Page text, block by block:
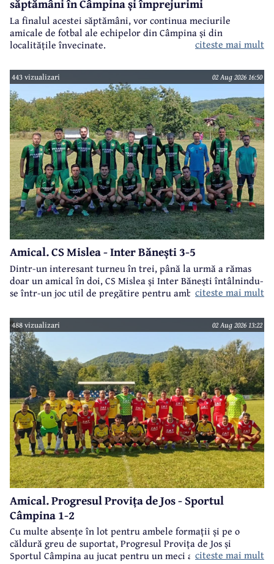
săptămâni în Câmpina și împrejurimi
La finalul acestei săptămâni, vor continua meciurile
amicale de fotbal ale echipelor din Câmpina și din
localitățile învecinate.
citeste mai mult
443 vizualizari 02 Aug 2026 16:50
Amical. CS Mislea - Inter Bănești 3-5
Dintr-un interesant turneu în trei, până la urmă a rămas
doar un amical în doi, CS Mislea și Inter Bănești întâlnindu-
se într-un joc util de pregătire pentru ambele formații.
citeste mai mult
488 vizualizari 02 Aug 2026 13:22
Amical. Progresul Provița de Jos - Sportul
Câmpina 1-2
Cu multe absențe în lot pentru ambele formații și pe o
căldură greu de suportat, Progresul Provița de Jos și
Sportul Câmpina au jucat pentru un meci amical.citeste mai mult